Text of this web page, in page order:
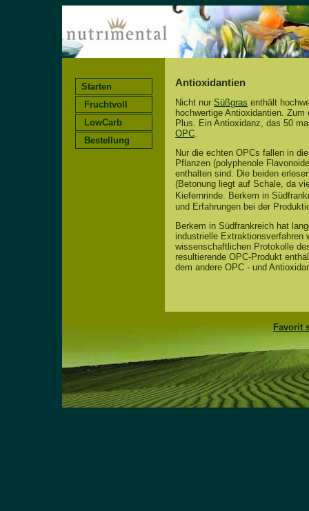
Starten
Fruchtvoll
LowCarb
Bestellung
Antioxidantien
Nicht nur Süßgras enthält
hochwertige Antioxidantien.
Plus. Ein Antioxidanz, das 50
OPC
Nur die echten OPCs fallen in
Pflanzen (polyphenole
enthalten sind. Die beiden
(Betonung liegt auf Schale, da
Kiefernrinde. Berkem in
und Erfahrungen bei der
Berkem in Südfrankreich hat
industrielle Extraktionsverfahren
wissenschaftlichen Protokolle
resultierende OPC-Produkt
dem andere OPC - und
Favorit